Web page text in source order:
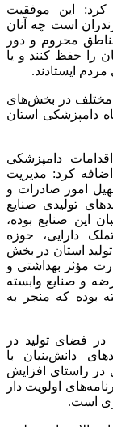
کرد: این موفقیت
است چه آنان
محروم و دور
را حفظ کنند و یا
ایستادند.
مختلف در بخش‌های
دامپزشکی استان
دامپزشکی
کرد: مدیریت
امور صادرات و
تولیدی صنایع
این صنایع بوده،
دارایی، حوزه
استان در بخش
مؤثر بهداشتی و
و صنایع وابسته
بوده که منجر به
در فضای تولید در
دانش‌بنیان با
راستای افزایش
اولویت دار
است.